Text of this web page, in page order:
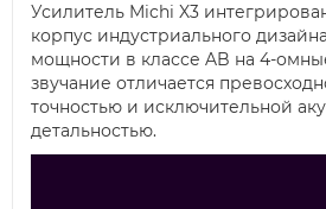
Усилитель Michi X3
корпус индустриального
мощности в классе AB на 4-
звучание отличается
точностью и исключительной
детальностью.